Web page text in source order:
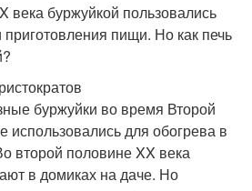
века буржуйкой пользовались
пищи. Но как печь
буржуйки во время Второй
для обогрева в
второй половине XX века
в домиках на даче. Но